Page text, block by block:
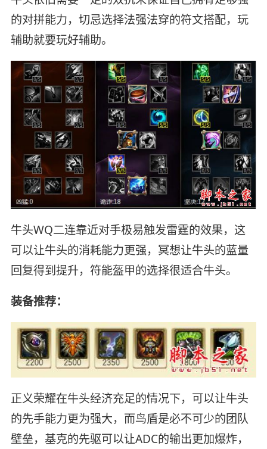
的对拼能力，切忌选择法强法穿的符文搭配，玩
辅助就要玩好辅助。
牛头WQ二连靠近对手极易触发雷霆的效果，这
可以让牛头的消耗能力更强，冥想让牛头的蓝量
回复得到提升，符能盔甲的选择很适合牛头。
装备推荐：
正义荣耀在牛头经济充足的情况下，可以让牛头
的先手能力更为强大，而鸟盾是必不可少的团队
壁垒，基克的先驱可以让ADC的输出更加爆炸，